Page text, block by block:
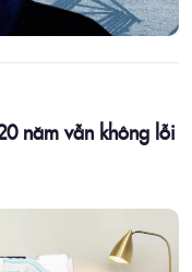
năm vẫn không lỗi